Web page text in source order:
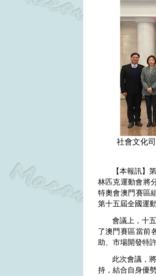
社會文化
【本報訊】
林匹克運動會將
特奧會澳門賽區
第十五屆全國運
會議上，十
了澳門賽區當前
助、市場開發特
此次會議，
持，結合自身優